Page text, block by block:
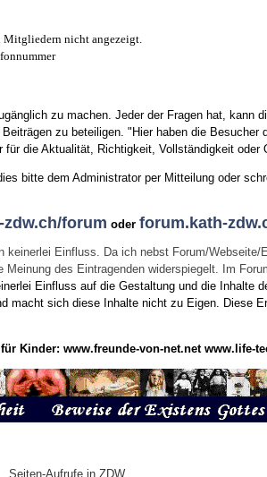
nicht angezeigt.
zu machen. Jeder der Fragen hat, kann
zu beteiligen. "Hier haben die
die Aktualität, Richtigkeit, Vollständigkeit
bitte dem Administrator per Mitteilung oder
zdw.ch/forum oderforum.kath-
Einfluss. Da ich nebst Forum/
des Eintragenden widerspiegelt. Im
Einfluss auf die Gestaltung und die Inhalte
macht sich diese Inhalte nicht zu Eigen. Diese
Kinder: www.freunde-von-net.net www.life-
Seiten-Aufrufe in ZDW